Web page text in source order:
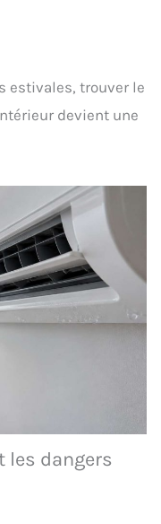
estivales, trouver le
devient une
dangers